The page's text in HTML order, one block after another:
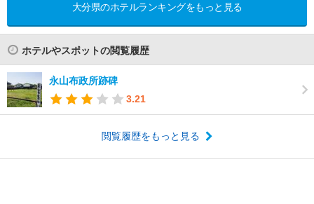
大分県のホテルランキングをもっと見る
ホテルやスポットの閲覧履歴
永山布政所跡碑
3.21
閲覧履歴をもっと見る